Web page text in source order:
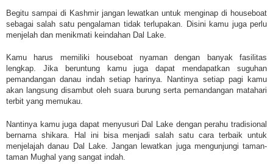
Begitu sampai di Kashmir jangan lewatkan untuk menginap di houseboat
sebagai salah satu pengalaman tidak terlupakan. Disini kamu juga perlu
menjelah dan menikmati keindahan Dal Lake.
Kamu harus memiliki houseboat nyaman dengan banyak fasilitas
lengkap. Jika beruntung kamu juga dapat mendapatkan suguhan
pemandangan danau indah setiap harinya. Nantinya setiap pagi kamu
akan langsung disambut oleh suara burung serta pemandangan matahari
terbit yang memukau.
Nantinya kamu juga dapat menyusuri Dal Lake dengan perahu tradisional
bernama shikara. Hal ini bisa menjadi salah satu cara terbaik untuk
menjelajah danau Dal Lake. Jangan lewatkan juga mengunjungi taman-
taman Mughal yang sangat indah.